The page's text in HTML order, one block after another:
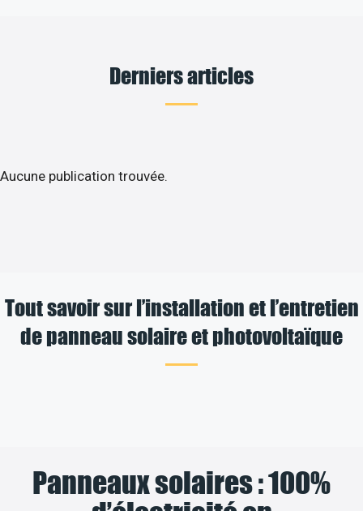
Derniers articles
Aucune publication trouvée.
Tout savoir sur l’installation et l’entretien
de panneau solaire et photovoltaïque
Panneaux solaires : 100%